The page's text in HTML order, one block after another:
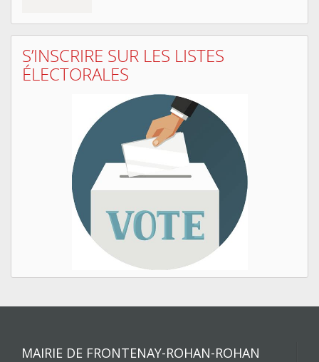
S’INSCRIRE SUR LES LISTES
ÉLECTORALES
MAIRIE DE FRONTENAY-ROHAN-ROHAN